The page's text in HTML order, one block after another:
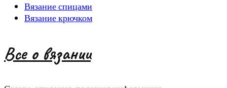
Вязание спицами
Вязание крючком
Все о вязании